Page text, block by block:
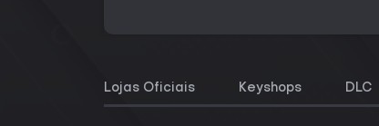
Lojas Oficiais Keyshops DLC